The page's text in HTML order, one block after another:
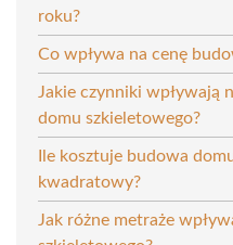
roku?
Co wpływa na cenę
Jakie czynniki wpływają
domu szkieletowego?
Ile kosztuje budowa
kwadratowy?
Jak różne metraże